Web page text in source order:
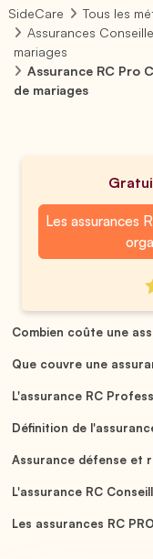
SideCare
Tous les
Assurances
mariages
Assurance RC Pro
de mariages
Les assurances
Combien coûte une
Que couvre une
L'assurance RC
Définition de
Assurance défense et
L'assurance RC
Les assurances RC